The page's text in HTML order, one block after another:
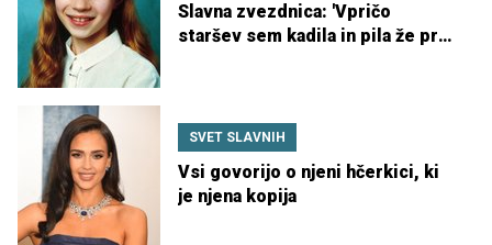
Slavna zvezdnica: 'Vpričo
staršev sem kadila in pila že pri
SVET SLAVNIH
Vsi govorijo o njeni hčerkici, ki
je njena kopija